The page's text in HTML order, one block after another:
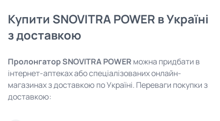
Купити SNOVITRA POWER в Україні
з доставкою
Пролонгатор SNOVITRA POWER можна придбати в
інтернет-аптеках або спеціалізованих онлайн-
магазинах з доставкою по Україні. Переваги покупки з
доставкою: